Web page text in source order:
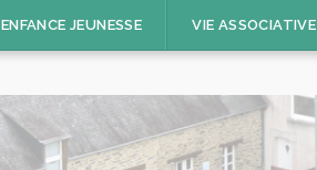
ENFANCE JEUNESSE VIE ASSOCIATIVE